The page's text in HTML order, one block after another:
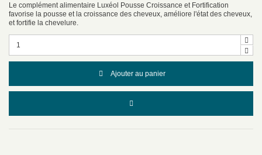
Le complément alimentaire Luxéol Pousse Croissance et Fortification
favorise la pousse et la croissance des cheveux, améliore l'état des cheveux,
et fortifie la chevelure.
Ajouter au panier